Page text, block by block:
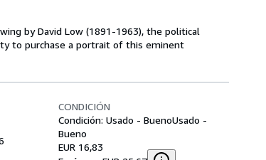
by David Low (1891-1963), the political
to purchase a portrait of this eminent
CONDICIÓN
Condición: Usado - BuenoUsado -
Bueno
EUR 16,83